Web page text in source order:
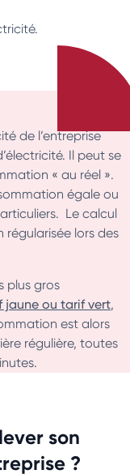
de l’entreprise
Il peut se
« au réel ».
égale ou
Le calcul
régularisée lors des
plus gros
jaune ou tarif vert,
est alors
régulière, toutes
son
?